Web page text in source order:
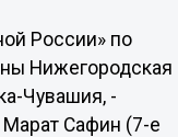
России» по
Нижегородская
Чувашия, -
Сафин (7-е